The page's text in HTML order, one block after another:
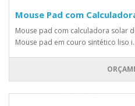
Mouse Pad com
Mouse pad com calculadora solar
Mouse pad em couro sintético liso i..